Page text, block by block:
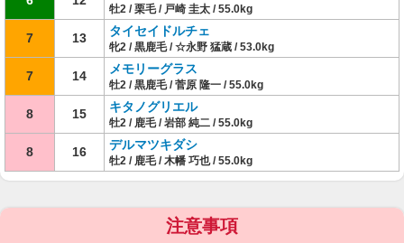
牡2 / 栗毛 / 戸崎 圭太 / 55.0kg
7 13 タイセイドルチェ
牝2 / 黒鹿毛 / ☆永野 猛蔵 / 53.0kg
7 14 メモリーグラス
牡2 / 黒鹿毛 / 菅原 隆一 / 55.0kg
8 15 キタノグリエル
牡2 / 鹿毛 / 岩部 純二 / 55.0kg
8 16 デルマツキダシ
牡2 / 鹿毛 / 木幡 巧也 / 55.0kg
注意事項